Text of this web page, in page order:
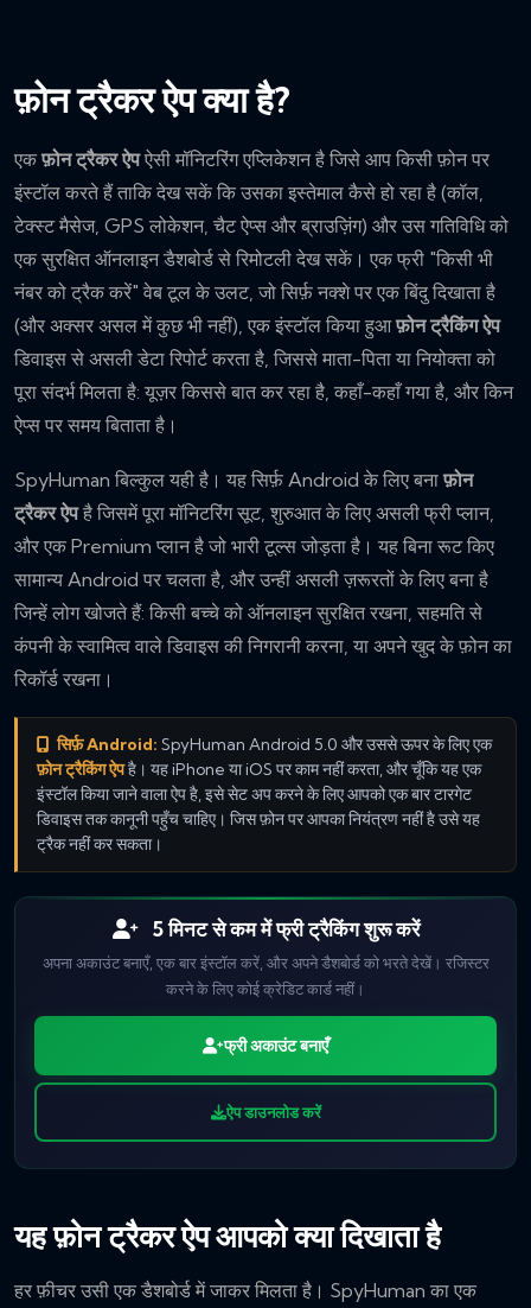
फ़ोन ट्रैकर ऐप क्या है?
एकफ़ोन ट्रैकर ऐपऐसी मॉनिटरिंग एप्लिकेशन है जिसे आप किसी फ़ोन पर
इंस्टॉल करते हैं ताकि देख सकें कि उसका इस्तेमाल कैसे हो रहा है (कॉल,
टेक्स्ट मैसेज, GPS लोकेशन, चैट ऐप्स और ब्राउज़िंग) और उस गतिविधि को
एक सुरक्षित ऑनलाइन डैशबोर्ड से रिमोटली देख सकें। एक फ्री "किसी भी
नंबर को ट्रैक करें" वेब टूल के उलट, जो सिर्फ़ नक्शे पर एक बिंदु दिखाता है
(और अक्सर असल में कुछ भी नहीं), एक इंस्टॉल किया हुआफ़ोन ट्रैकिंग ऐप
डिवाइस से असली डेटा रिपोर्ट करता है, जिससे माता-पिता या नियोक्ता को
पूरा संदर्भ मिलता है: यूज़र किससे बात कर रहा है, कहाँ-कहाँ गया है, और किन
ऐप्स पर समय बिताता है।
SpyHuman बिल्कुल यही है। यह सिर्फ़ Android के लिए बनाफ़ोन
ट्रैकर ऐपहै जिसमें पूरा मॉनिटरिंग सूट, शुरुआत के लिए असली फ्री प्लान,
और एक Premium प्लान है जो भारी टूल्स जोड़ता है। यह बिना रूट किए
सामान्य Android पर चलता है, और उन्हीं असली ज़रूरतों के लिए बना है
जिन्हें लोग खोजते हैं: किसी बच्चे को ऑनलाइन सुरक्षित रखना, सहमति से
कंपनी के स्वामित्व वाले डिवाइस की निगरानी करना, या अपने खुद के फ़ोन का
रिकॉर्ड रखना।
सिर्फ़ Android: SpyHuman Android 5.0 और उससे ऊपर के लिए एक
फ़ोन ट्रैकिंग ऐपहै। यह iPhone या iOS पर काम नहीं करता, और चूँकि यह एक
इंस्टॉल किया जाने वाला ऐप है, इसे सेट अप करने के लिए आपको एक बार टारगेट
डिवाइस तक कानूनी पहुँच चाहिए। जिस फ़ोन पर आपका नियंत्रण नहीं है उसे यह
ट्रैक नहीं कर सकता।
5 मिनट से कम में फ्री ट्रैकिंग शुरू करें
अपना अकाउंट बनाएँ, एक बार इंस्टॉल करें, और अपने डैशबोर्ड को भरते देखें। रजिस्टर
करने के लिए कोई क्रेडिट कार्ड नहीं।
फ्री अकाउंट बनाएँ
ऐप डाउनलोड करें
यह फ़ोन ट्रैकर ऐप आपको क्या दिखाता है
हर फ़ीचर उसी एक डैशबोर्ड में जाकर मिलता है। SpyHuman का एक